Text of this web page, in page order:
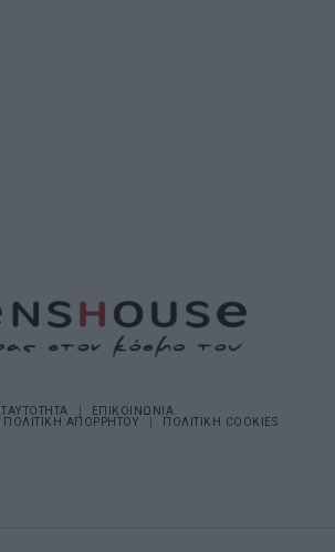
ΤΑΥΤΟΤΗΤΑ
ΕΠΙΚΟΙΝΩΝΙΑ
ΠΟΛΙΤΙΚΗ ΑΠΟΡΡΗΤΟΥ ΠΟΛΙΤΙΚΗ COOKIES